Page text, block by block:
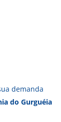
demanda
do Gurguéia